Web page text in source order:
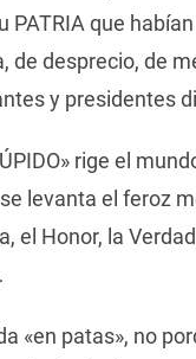
PATRIA que
de desprecio, de
y presidentes
rige el
levanta el feroz
el Honor, la
«en patas», no